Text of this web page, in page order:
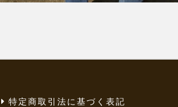
特定商取引法に基づく表記